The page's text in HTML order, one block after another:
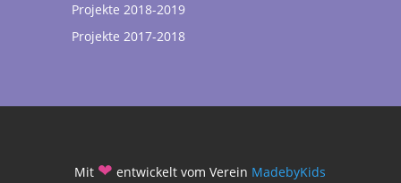
Projekte 2018-2019
Projekte 2017-2018
Mit ❤ entwickelt vom Verein MadebyKids